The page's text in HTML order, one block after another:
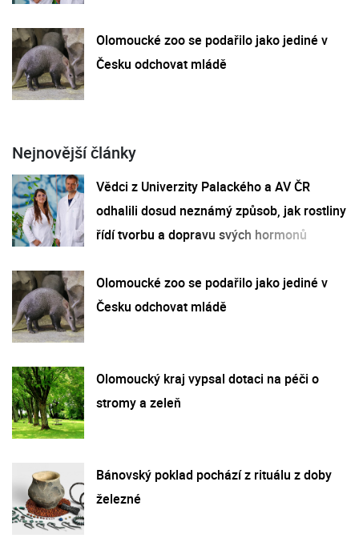
Olomoucké zoo se podařilo jako jediné v
Česku odchovat mládě
Nejnovější články
Vědci z Univerzity Palackého a AV ČR
odhalili dosud neznámý způsob, jak rostliny
řídí tvorbu a dopravu svých hormonů
Olomoucké zoo se podařilo jako jediné v
Česku odchovat mládě
Olomoucký kraj vypsal dotaci na péči o
stromy a zeleň
Bánovský poklad pochází z rituálu z doby
železné